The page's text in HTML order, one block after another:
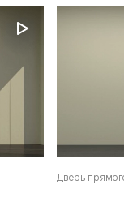
Дверь